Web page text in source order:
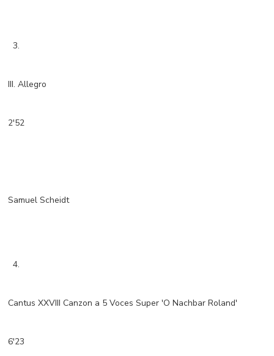
3.
III. Allegro
2'52
Samuel Scheidt
4.
Cantus XXVIII Canzon a 5 Voces Super 'O Nachbar Roland'
6'23